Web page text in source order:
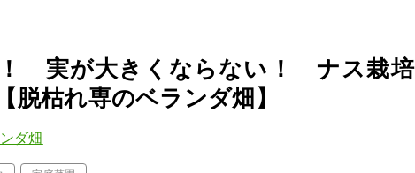
！ 実が大きくならない！ ナス栽培
脱枯れ専のベランダ畑】
ダ畑